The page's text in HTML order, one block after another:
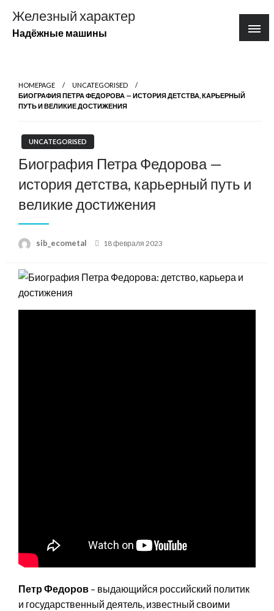
содержимому
Железный характер
Надёжные машины
HOMEPAGE
UNCATEGORISED
БИОГРАФИЯ ПЕТРА ФЕДОРОВА — ИСТОРИЯ ДЕТСТВА, КАРЬЕРНЫЙ
ПУТЬ И ВЕЛИКИЕ ДОСТИЖЕНИЯ
UNCATEGORISED
Биография Петра Федорова —
история детства, карьерный путь и
великие достижения
sib_ecometal
Posted
18 февраля 2023
Петр Федоров – выдающийся российский политик
и государственный деятель, известный своими